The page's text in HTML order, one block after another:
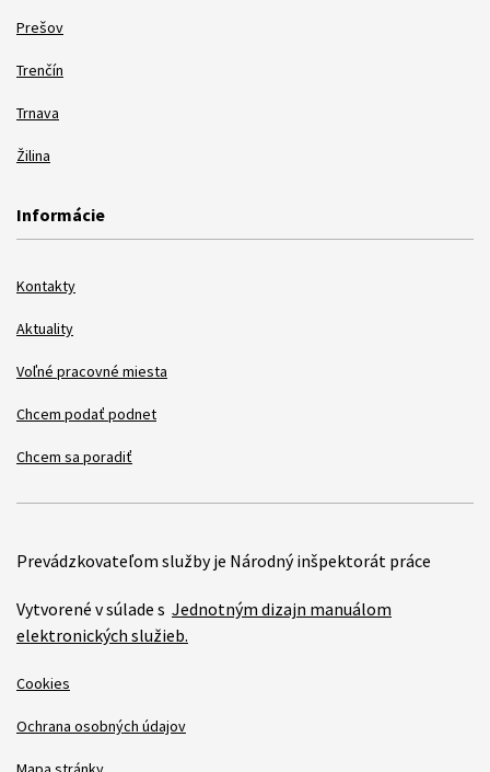
Prešov
Trenčín
Trnava
Žilina
Informácie
Kontakty
Aktuality
Voľné pracovné miesta
Chcem podať podnet
Chcem sa poradiť
Prevádzkovateľom služby je Národný inšpektorát práce
Vytvorené v súlade s Jednotným dizajn manuálom
elektronických služieb.
Cookies
Ochrana osobných údajov